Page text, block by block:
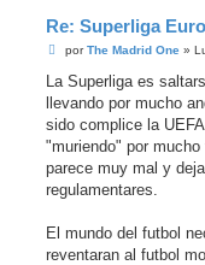
Re: Superliga
M
n
a
j
porThe Madrid One»
La Superliga es
llevando por mucho
sido complice la
"muriendo" por
parece muy mal y
regulamentares.
El mundo del futbol
reventaran al futbol